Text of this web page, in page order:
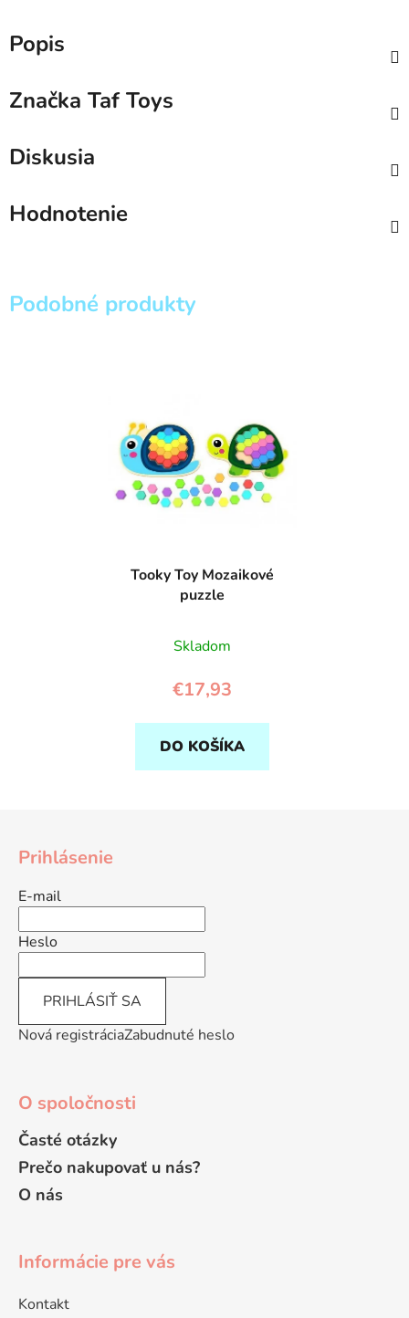
Popis
Značka Taf Toys
Diskusia
Hodnotenie
Podobné produkty
Tooky Toy Mozaikové
puzzle
Skladom
€17,93
DO KOŠÍKA
Prihlásenie
E-mail
Heslo
PRIHLÁSIŤ SA
Nová registráciaZabudnuté heslo
O spoločnosti
Časté otázky
Prečo nakupovať u nás?
O nás
Informácie pre vás
Kontakt